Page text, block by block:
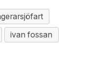
ivan fossan